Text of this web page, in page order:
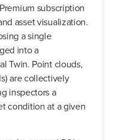
subscription
asset visualization.
a single
into a
Twin. Point clouds,
are collectively
inspectors a
condition at a given